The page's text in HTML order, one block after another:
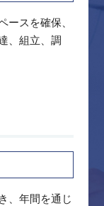
ースを確保、
、組立、調
、年間を通じ